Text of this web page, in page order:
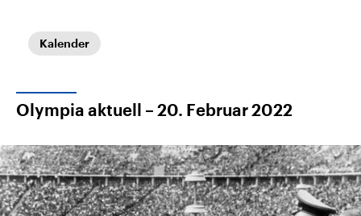
Landtagswahl Sachsen-Anhalt
2026
Alle Informationen
USA
Aktuelle Beiträge,
Hintergründe
Kalender
Olympia aktuell – 20. Februar 2022